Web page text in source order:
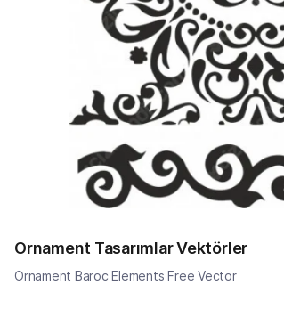
Ornament Tasarımlar Vektörler
Ornament Baroc Elements Free Vector